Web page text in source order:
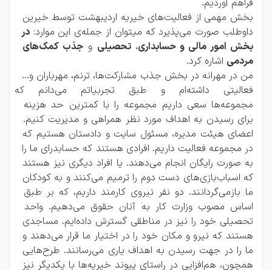
فراهم آوردیم.
بخش مهمی از فعالیت‌های خیریه اردیبهشت توسط خیرین
داوطلب صورت می‌پذیرد که میتوان از جمله‌ی این موارد:
در
بخش امور مالی و حسابداری، تحصیلی و
جذب کمک‌های
مردمی اشاره کرد.
من در مهرانه در بخش جذب مشارکت‌ها، ترنم، مهرباران و...
فعالیتی داشته‌ام و طبق
مجموعه‌ها سعی داریم مجموعه را با کمترین حد هزینه
برای رسیدن به اهداف مورد نظر همراهی و مدیریت کنیم.
اعضای هیئت مدیره، مسئول سایت و دادستان هستیم که
در مجموعه فعالیت داریم. افرادی هستند که حسابدرای ما را
به‌ صورت رایگان انجام می‌دهند. یا افراد دیگری نیز هستند
که اسباب‌بازی‌های دست دوم را ترمیم می‌کنند و به کودکان
ما باز‌می‌گردانند. دو نفر نیروی کارمند داریم، که بر طبق
اساس مصوب وزارت کار به آنان حقوق می‌دهیم. واحد
تحصیلی خود را نیز در مناطقی گسترش داده‌ایم. مساجدی
هستند که نیرو و مکان خود را در اختیار ما قرار می‌دهند و
ما را در جهت رسیدن به اهداف یاری می‌رسانند. طرح‌هایی
همچون، هم‌افزایی در راستای پیوند خیریه‌ها با یکدیگر نیز